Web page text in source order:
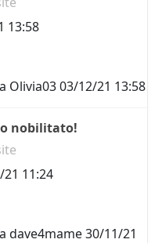
13:58
Olivia0303/12/21 13:58
nobilitato!
11:24
dave4mame30/11/21